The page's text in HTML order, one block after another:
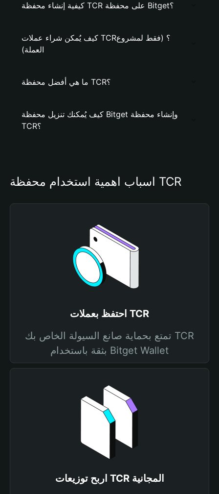
كيفية إنشاء محفظة TCR على محفظة Bitget؟
كيف يُمكن شراء عملات TCR؟ (فقط لمشروع
العملة)
ما هي أفضل محفظة TCR؟
كيف يُمكنك تنزيل محفظة Bitget وإنشاء محفظة
TCR؟
أسباب أهمية استخدام محفظة TCR
احتفظ بعملات TCR
تمتع بحماية صانع السيولة الخاص بك TCR
بثقة باستخدام Bitget Wallet
اربح توزيعات TCR المجانية